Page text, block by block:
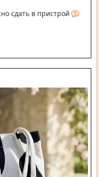
сдать в пристрой